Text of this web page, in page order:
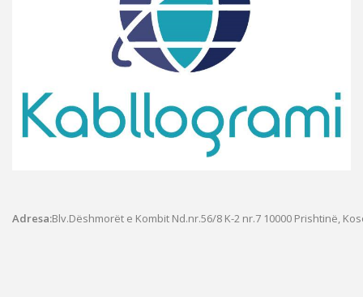
Adresa:Blv.Dëshmorët e Kombit Nd.nr.56/8 K-2 nr.7 10000 Prishtinë,